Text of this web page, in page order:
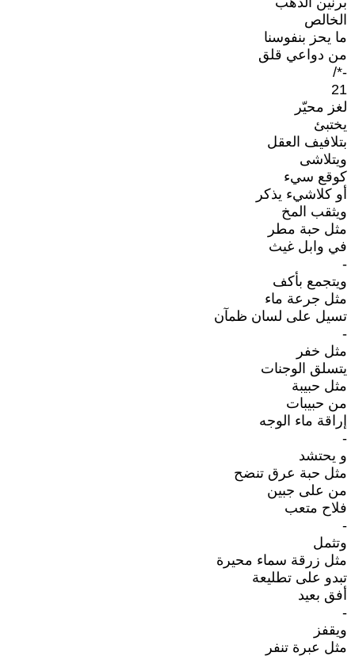
الخالص
ما يحز بنفوسنا
من دواعي قلق
-*/
21
لغز محيّر
يختبئ
بتلافيف العقل
ويتلاشى
كوقع سيء
أو كلاشيء يذكر
ويثقب المخ
مثل حبة مطر
في وابل غيث
-
ويتجمع بأكف
مثل جرعة ماء
تسيل على لسان ظمآن
-
مثل خفر
يتسلق الوجنات
مثل حبيبة
من حبيبات
إراقة ماء الوجه
-
و يحتشد
مثل حبة عرق تنضح
من على جبين
فلاح متعب
-
وتثمل
مثل زرقة سماء محيرة
تبدو على تطليعة
أفق بعيد
-
ويقفز
مثل عبرة تنفر